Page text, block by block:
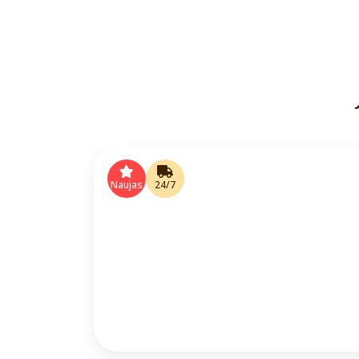
Naujas 24/7